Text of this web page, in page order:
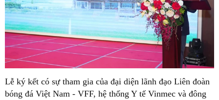
Lễ ký kết có sự tham gia của đại diện lãnh đạo Liên đoàn
bóng đá Việt Nam - VFF, hệ thống Y tế Vinmec và đông